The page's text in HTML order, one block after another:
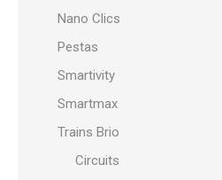
Nano Clics
Pestas
Smartivity
Smartmax
Trains Brio
Circuits